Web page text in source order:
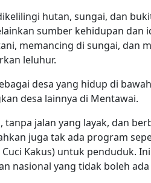
hutan, sungai, dan
sumber kehidupan dan
memancing di sungai, dan
leluhur.
desa yang hidup di
desa lainnya di Mentawai.
tanpa jalan yang layak, dan
juga tak ada program
Kakus) untuk penduduk.
nasional yang tidak boleh